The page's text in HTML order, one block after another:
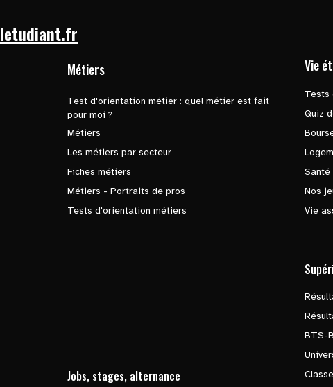
letudiant.fr
Métiers
Test d'orientation métier : quel métier est fait
pour moi ?
Métiers
Les métiers par secteur
Fiches métiers
Métiers - Portraits de pros
Tests d'orientation métiers
Vie
Tests
Quiz
Santé
Nos
Vie
Jobs, stages, alternance
BTS-